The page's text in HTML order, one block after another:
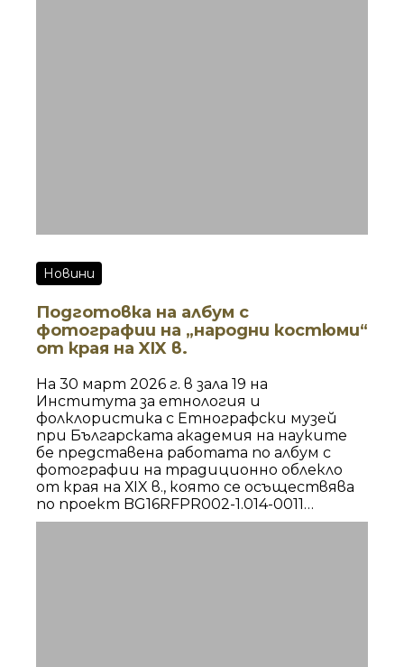
Новини
Подготовка на албум с
фотографии на „народни костюми“
от края на XIX в.
На 30 март 2026 г. в зала 19 на
Института за етнология и
фолклористика с Етнографски музей
при Българската академия на науките
бе представена работата по албум с
фотографии на традиционно облекло
от края на ХIX в., която се осъществява
по проект BG16RFPR002-1.014-0011
„Устойчиво развитие на Център за